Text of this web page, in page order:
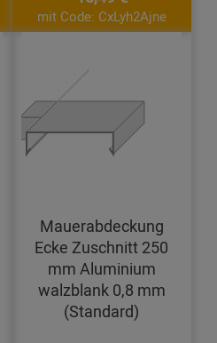
mit Code: CxLyh2Ajne
Mauerabdeckung
Ecke Zuschnitt 250
mm Aluminium
walzblank 0,8 mm
(Standard)